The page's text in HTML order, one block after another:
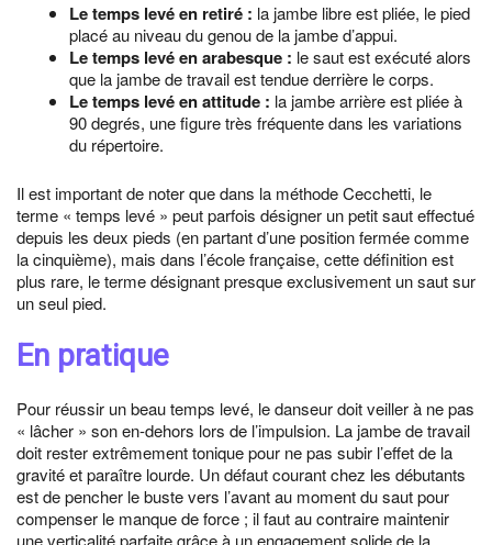
Le temps levé en retiré : la jambe libre est pliée, le pied
placé au niveau du genou de la jambe d’appui.
Le temps levé en arabesque : le saut est exécuté alors
que la jambe de travail est tendue derrière le corps.
Le temps levé en attitude : la jambe arrière est pliée à
90 degrés, une figure très fréquente dans les variations
du répertoire.
Il est important de noter que dans la méthode Cecchetti, le
terme « temps levé » peut parfois désigner un petit saut effectué
depuis les deux pieds (en partant d’une position fermée comme
la cinquième), mais dans l’école française, cette définition est
plus rare, le terme désignant presque exclusivement un saut sur
un seul pied.
En pratique
Pour réussir un beau temps levé, le danseur doit veiller à ne pas
« lâcher » son en-dehors lors de l’impulsion. La jambe de travail
doit rester extrêmement tonique pour ne pas subir l’effet de la
gravité et paraître lourde. Un défaut courant chez les débutants
est de pencher le buste vers l’avant au moment du saut pour
compenser le manque de force ; il faut au contraire maintenir
une verticalité parfaite grâce à un engagement solide de la